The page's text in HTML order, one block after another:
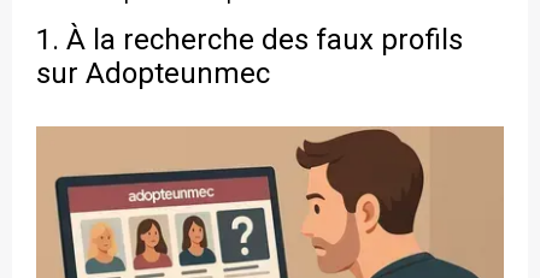
1. À la recherche des faux profils
sur Adopteunmec